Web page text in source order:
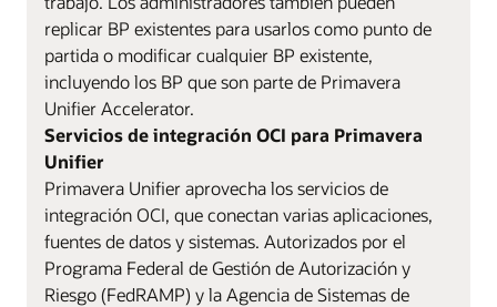
replicar BP existentes para usarlos como punto de
partida o modificar cualquier BP existente,
incluyendo los BP que son parte de Primavera
Unifier Accelerator.
Servicios de integración OCI para Primavera
Unifier
Primavera Unifier aprovecha los servicios de
integración OCI, que conectan varias aplicaciones,
fuentes de datos y sistemas. Autorizados por el
Programa Federal de Gestión de Autorización y
Riesgo (FedRAMP) y la Agencia de Sistemas de